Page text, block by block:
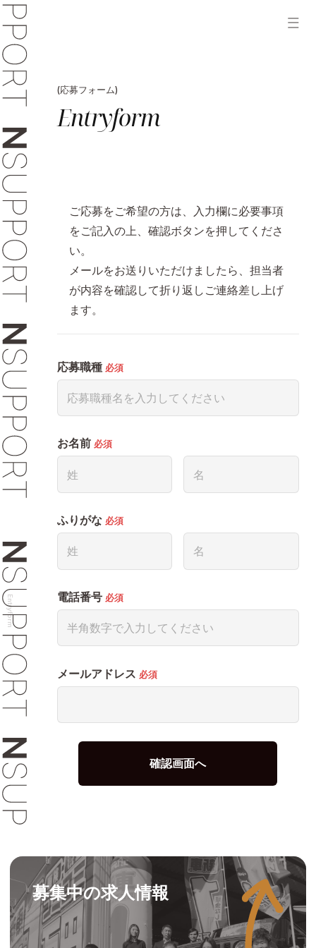
ホーム
会社を知る
仲間を知る
文化を知る
募集中の求人一覧
よくある質問
(応募フォーム)
Entryform
Entryform
ご応募をご希望の方は、入力欄に必要事項
をご記入の上、確認ボタンを押してくださ
い。
メールをお送りいただけましたら、担当者
が内容を確認して折り返しご連絡差し上げ
ます。
応募職種 必須
お名前 必須
ふりがな 必須
電話番号 必須
メールアドレス 必須
募集中の求人情報